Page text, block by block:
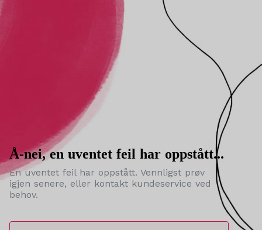
Å-nei, en uventet feil har oppstått...
En uventet feil har oppstått. Vennligst prøv
igjen senere, eller kontakt kundeservice ved
behov.